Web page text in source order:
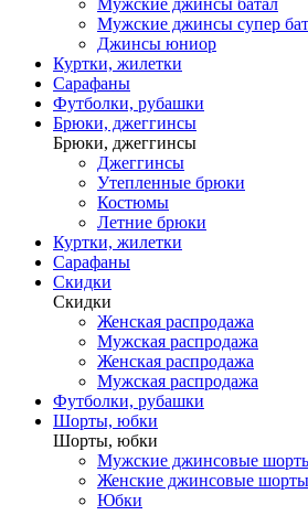
Мужские джинсы батал
Мужские джинсы супер
Джинсы юниор
Куртки, жилетки
Сарафаны
Футболки, рубашки
Брюки, джеггинсы
Брюки, джеггинсы
Джеггинсы
Утепленные брюки
Костюмы
Летние брюки
Куртки, жилетки
Сарафаны
Скидки
Скидки
Женская распродажа
Мужская распродажа
Женская распродажа
Мужская распродажа
Футболки, рубашки
Шорты, юбки
Шорты, юбки
Мужские джинсовые
Женские джинсовые шорты
Юбки